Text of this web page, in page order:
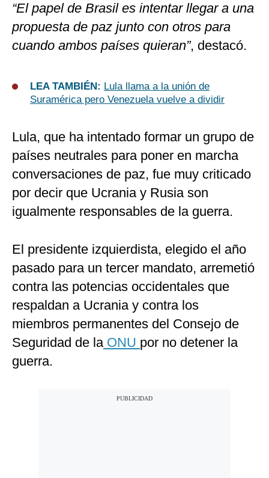
“El papel de Brasil es intentar llegar a una
propuesta de paz junto con otros para
cuando ambos países quieran”, destacó.
LEA TAMBIÉN: Lula llama a la unión de
Suramérica pero Venezuela vuelve a dividir
Lula, que ha intentado formar un grupo de
países neutrales para poner en marcha
conversaciones de paz, fue muy criticado
por decir que Ucrania y Rusia son
igualmente responsables de la guerra.
El presidente izquierdista, elegido el año
pasado para un tercer mandato, arremetió
contra las potencias occidentales que
respaldan a Ucrania y contra los
miembros permanentes del Consejo de
Seguridad de laONU por no detener la
guerra.